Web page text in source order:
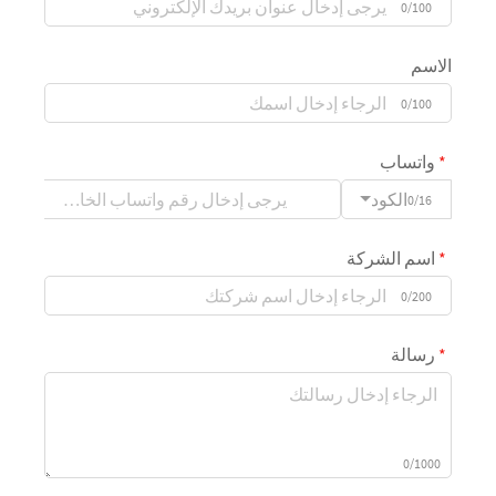
0/100
الاسم
0/100
واتساب
الكود0/16
اسم الشركة
0/200
رسالة
0/1000